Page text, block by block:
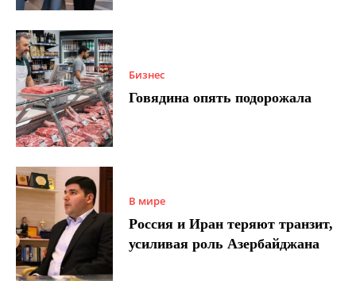
Бизнес
Говядина опять подорожала
В мире
Россия и Иран теряют транзит,
усиливая роль Азербайджана